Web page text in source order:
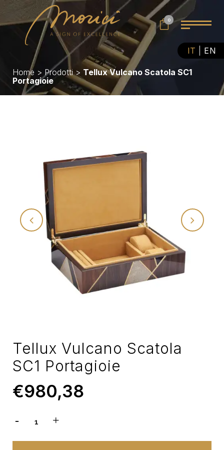
IT EN
0
Home > Prodotti> Tellux Vulcano Scatola SC1
Portagioie
Tellux Vulcano Scatola
SC1 Portagioie
€980,38